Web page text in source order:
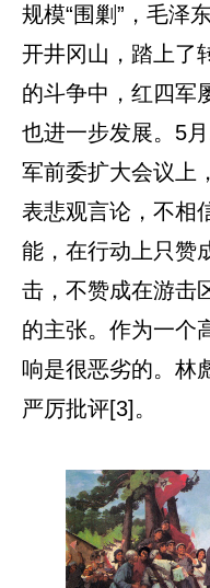
规模“围剿”，毛泽
开井冈山，踏上了
的斗争中，红四军
也进一步发展。5
军前委扩大会议上
表悲观言论，不相
能，在行动上只赞
击，不赞成在游击
的主张。作为一个
响是很恶劣的。林
严厉批评[3]。